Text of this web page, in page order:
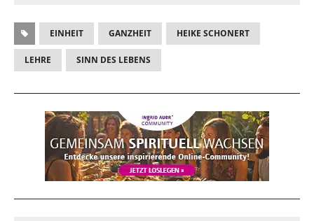
EINHEIT GANZHEIT HEIKE SCHONERT
LEHRE SINN DES LEBENS